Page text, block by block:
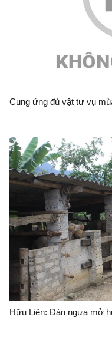
Cung ứng đủ vật tư vụ
Hữu Liên: Đàn ngựa mở